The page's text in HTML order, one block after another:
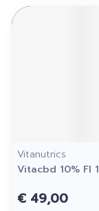
Vitanutrics
Vitacbd 10% Fl
€ 49,00